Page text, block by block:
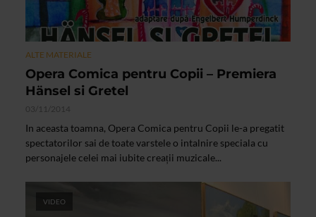
ALTE MATERIALE
Opera Comica pentru Copii – Premiera
Hänsel si Gretel
03/11/2014
In aceasta toamna, Opera Comica pentru Copii le-a pregatit
spectatorilor sai de toate varstele o intalnire speciala cu
personajele celei mai iubite creații muzicale...
VIDEO